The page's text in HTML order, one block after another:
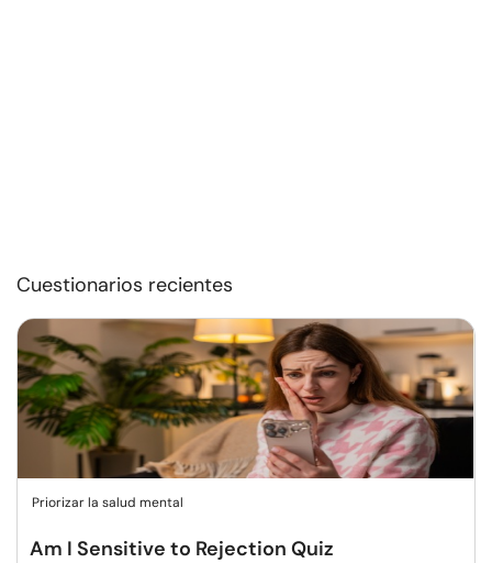
Cuestionarios recientes
Priorizar la salud mental
Am I Sensitive to Rejection Quiz